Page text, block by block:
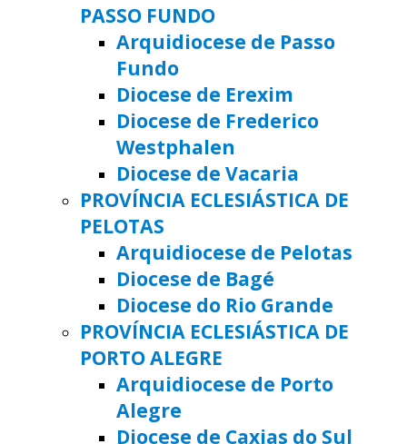
PASSO FUNDO
Arquidiocese de Passo
Fundo
Diocese de Erexim
Diocese de Frederico
Westphalen
Diocese de Vacaria
PROVÍNCIA ECLESIÁSTICA DE
PELOTAS
Arquidiocese de Pelotas
Diocese de Bagé
Diocese do Rio Grande
PROVÍNCIA ECLESIÁSTICA DE
PORTO ALEGRE
Arquidiocese de Porto
Alegre
Diocese de Caxias do Sul